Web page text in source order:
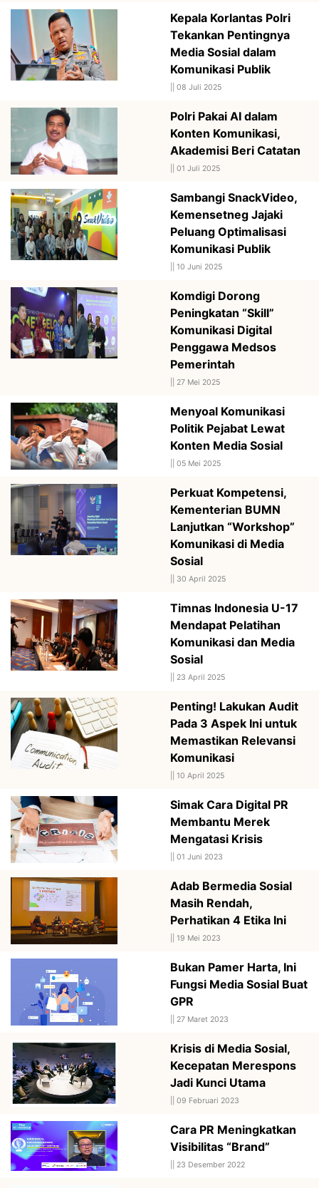
Kepala Korlantas Polri
Tekankan Pentingnya
Media Sosial dalam
Komunikasi Publik
08 Juli 2025
Polri Pakai AI dalam
Konten Komunikasi,
Akademisi Beri Catatan
01 Juli 2025
Sambangi SnackVideo,
Kemensetneg Jajaki
Peluang Optimalisasi
Komunikasi Publik
10 Juni 2025
Komdigi Dorong
Peningkatan “Skill”
Komunikasi Digital
Penggawa Medsos
Pemerintah
27 Mei 2025
Menyoal Komunikasi
Politik Pejabat Lewat
Konten Media Sosial
05 Mei 2025
Perkuat Kompetensi,
Kementerian BUMN
Lanjutkan “Workshop”
Komunikasi di Media
Sosial
30 April 2025
Timnas Indonesia U-17
Mendapat Pelatihan
Komunikasi dan Media
Sosial
23 April 2025
Penting! Lakukan Audit
Pada 3 Aspek Ini untuk
Memastikan Relevansi
Komunikasi
10 April 2025
Simak Cara Digital PR
Membantu Merek
Mengatasi Krisis
01 Juni 2023
Adab Bermedia Sosial
Masih Rendah,
Perhatikan 4 Etika Ini
19 Mei 2023
Bukan Pamer Harta, Ini
Fungsi Media Sosial Buat
GPR
27 Maret 2023
Krisis di Media Sosial,
Kecepatan Merespons
Jadi Kunci Utama
09 Februari 2023
Cara PR Meningkatkan
Visibilitas “Brand”
23 Desember 2022